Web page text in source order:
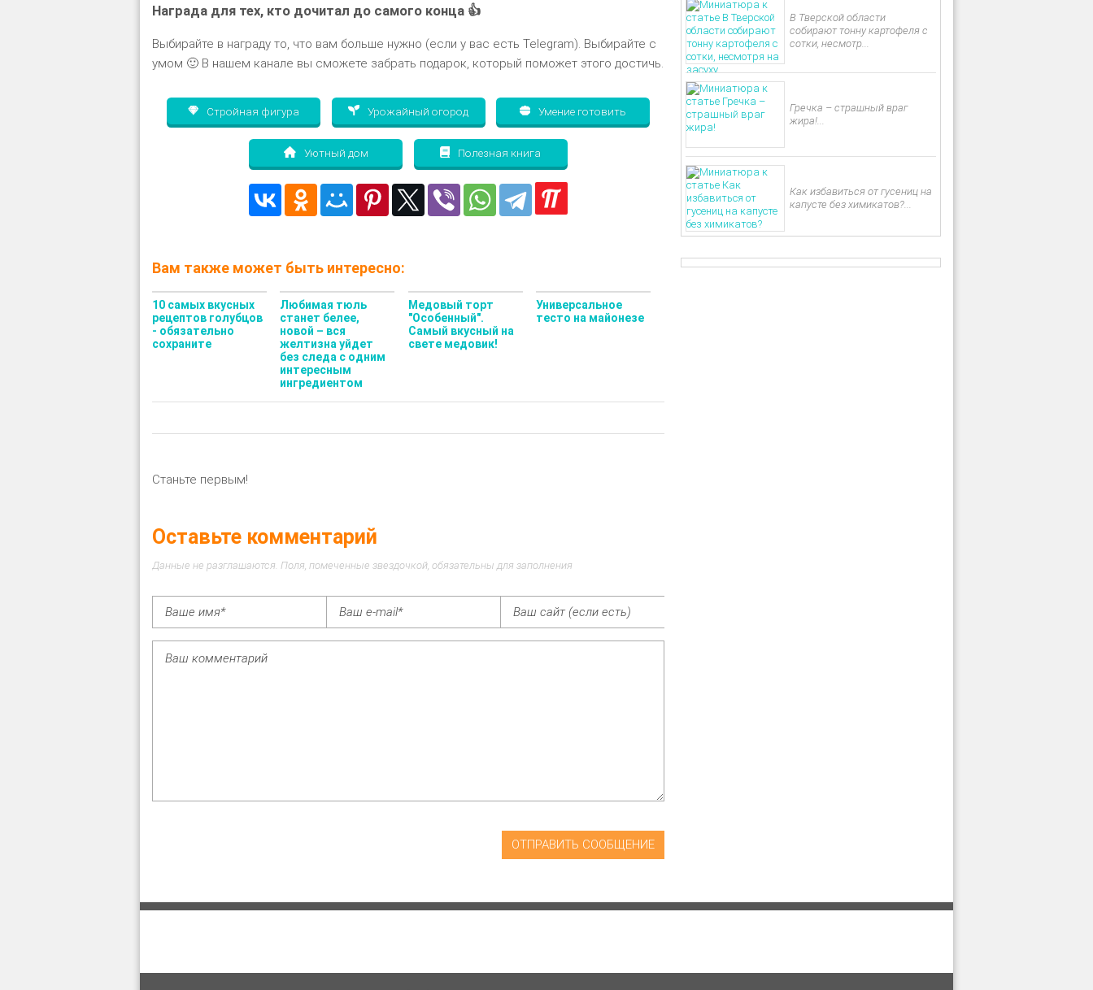
Награда для тех, кто дочитал до самого конца 👍
Выбирайте в награду то, что вам больше нужно (если у вас есть Telegram). Выбирайте с
умом 🙂 В нашем канале вы сможете забрать подарок, который поможет этого достичь.
Стройная фигура Урожайный огород Умение готовить
Уютный дом Полезная книга
Вам также может быть интересно:
10 самых вкусных
рецептов голубцов
- обязательно
сохраните
Любимая тюль
станет белее,
новой – вся
желтизна уйдет
без следа с одним
интересным
ингредиентом
Медовый торт
"Особенный".
Самый вкусный на
свете медовик!
Универсальное
тесто на майонезе
Станьте первым!
Оставьте комментарий
Данные не разглашаются. Поля, помеченные звездочкой, обязательны для заполнения
В Тверской области
собирают тонну картофеля с
сотки, несмотр...
Гречка – страшный враг
жира!...
Как избавиться от гусениц на
капусте без химикатов?...